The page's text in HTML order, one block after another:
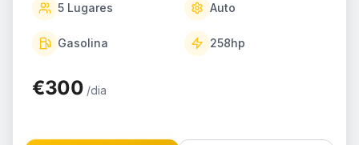
5 Lugares Auto
Gasolina 258hp
€300 /dia